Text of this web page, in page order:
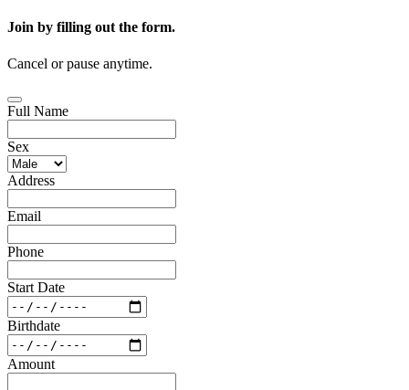
Join by filling out the form.
Cancel or pause anytime.
Full Name
Sex
Address
Email
Phone
Start Date
Birthdate
Amount